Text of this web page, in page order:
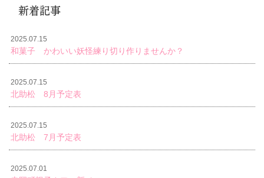
新着記事
2025.07.15
和菓子 かわいい妖怪練り切り作りませんか？
2025.07.15
北助松 8月予定表
2025.07.15
北助松 7月予定表
2025.07.01